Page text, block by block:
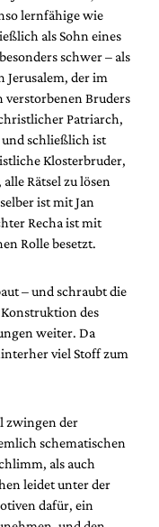
lernfähige wie
als Sohn eines
schwer – als
der im
verstorbenen Bruders
Patriarch,
schließlich ist
Klosterbruder,
Rätsel zu lösen
ist mit Jan
Recha ist mit
Rolle besetzt.
– und schraubt die
des
weiter. Da
viel Stoff zum
zwingen der
schematischen
als auch
leidet unter der
dafür, ein